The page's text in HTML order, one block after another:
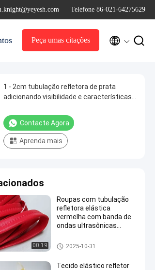
Telefone 86-021-64275629
Peça umas citações  
1 - 2cm tubulação refletora de prata
adicionando visibilidade e características
Contacte Agora
Aprenda mais
00:19
Roupas com tubulação
refletora elástica
vermelha com banda de
ondas ultrasônicas
Encanamento reflexivo
2025-10-31
Tecido elástico refletor